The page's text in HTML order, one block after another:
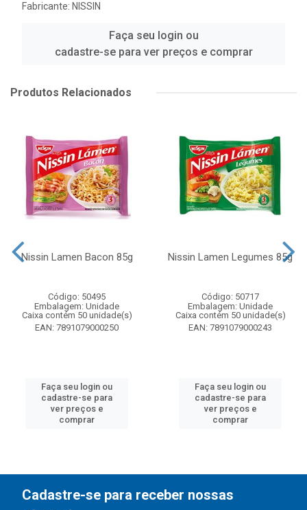
Fabricante: NISSIN
Faça seu login ou
cadastre-se para ver preços e comprar
Produtos Relacionados
Nissin Lamen Bacon 85g
Código: 50495
Embalagem: Unidade
Caixa contém 50 unidade(s)
EAN: 7891079000250
Faça seu login ou
cadastre-se para
ver preços e
comprar
Nissin Lamen Legumes 85g
Código: 50717
Embalagem: Unidade
Caixa contém 50 unidade(s)
EAN: 7891079000243
Faça seu login ou
cadastre-se para
ver preços e
comprar
Cadastre-se para receber nossas